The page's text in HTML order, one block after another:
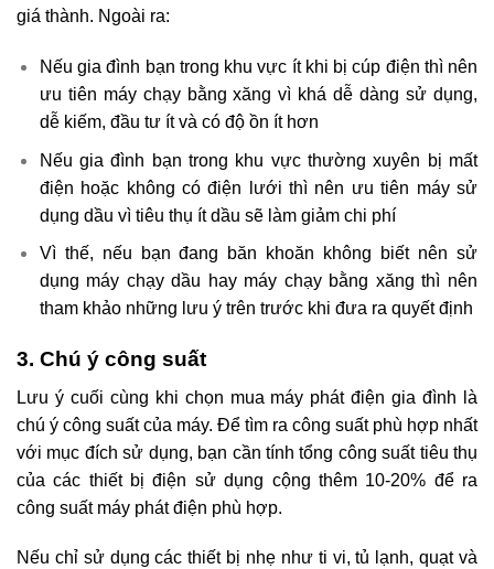
giá thành. Ngoài ra:
Nếu gia đình bạn trong khu vực ít khi bị cúp điện thì nên
ưu tiên máy chạy bằng xăng vì khá dễ dàng sử dụng,
dễ kiếm, đầu tư ít và có độ ồn ít hơn
Nếu gia đình bạn trong khu vực thường xuyên bị mất
điện hoặc không có điện lưới thì nên ưu tiên máy sử
dụng dầu vì tiêu thụ ít dầu sẽ làm giảm chi phí
Vì thế, nếu bạn đang băn khoăn không biết nên sử
dụng máy chạy dầu hay máy chạy bằng xăng thì nên
tham khảo những lưu ý trên trước khi đưa ra quyết định
3. Chú ý công suất
Lưu ý cuối cùng khi chọn mua máy phát điện gia đình là
chú ý công suất của máy. Để tìm ra công suất phù hợp nhất
với mục đích sử dụng, bạn cần tính tổng công suất tiêu thụ
của các thiết bị điện sử dụng cộng thêm 10-20% để ra
công suất máy phát điện phù hợp.
Nếu chỉ sử dụng các thiết bị nhẹ như ti vi, tủ lạnh, quạt và